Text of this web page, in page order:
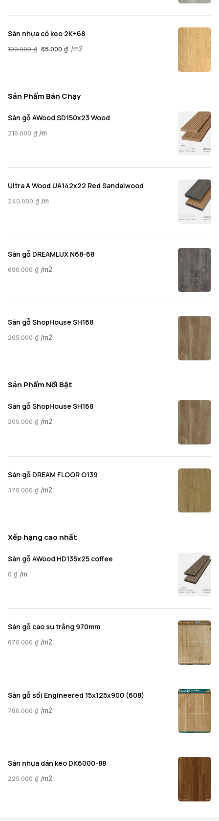
Sàn nhựa có keo 2K+68
100.000₫ 65.000 ₫ /m2
Sản Phẩm Bán Chạy
Sàn gỗ AWood SD150x23 Wood
216.000 ₫ /m
Ultra A Wood UA142x22 Red Sandalwood
240.000 ₫ /m
Sàn gỗ DREAMLUX N68-68
690.000 ₫ /m2
Sàn gỗ ShopHouse SH168
205.000 ₫ /m2
Sản Phẩm Nổi Bật
Sàn gỗ ShopHouse SH168
205.000 ₫ /m2
Sàn gỗ DREAM FLOOR O139
370.000 ₫ /m2
Xếp hạng cao nhất
Sàn gỗ AWood HD135x25 coffee
0 ₫ /m
Sàn gỗ cao su trắng 970mm
670.000 ₫ /m2
Sàn gỗ sồi Engineered 15x125x900 (608)
780.000 ₫ /m2
Sàn nhựa dán keo DK6000-88
225.000 ₫ /m2